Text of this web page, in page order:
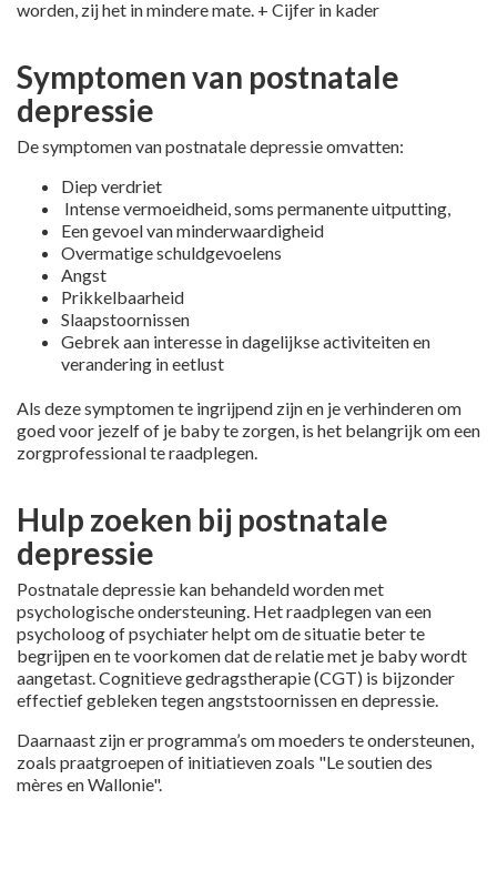
worden, zij het in mindere mate. + Cijfer in kader
Symptomen van postnatale
depressie
De symptomen van postnatale depressie omvatten:
Diep verdriet
Intense vermoeidheid, soms permanente uitputting,
Een gevoel van minderwaardigheid
Overmatige schuldgevoelens
Angst
Prikkelbaarheid
Slaapstoornissen
Gebrek aan interesse in dagelijkse activiteiten en
verandering in eetlust
Als deze symptomen te ingrijpend zijn en je verhinderen om
goed voor jezelf of je baby te zorgen, is het belangrijk om een
zorgprofessional te raadplegen.
Hulp zoeken bij postnatale
depressie
Postnatale depressie kan behandeld worden met
psychologische ondersteuning. Het raadplegen van een
psycholoog of psychiater helpt om de situatie beter te
begrijpen en te voorkomen dat de relatie met je baby wordt
aangetast. Cognitieve gedragstherapie (CGT) is bijzonder
effectief gebleken tegen angststoornissen en depressie.
Daarnaast zijn er programma’s om moeders te ondersteunen,
zoals praatgroepen of initiatieven zoals "Le soutien des
mères en Wallonie".